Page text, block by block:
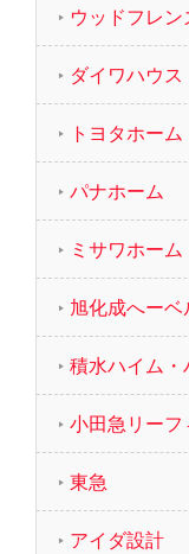
ウッドフレン
ダイワハウス
トヨタホーム
パナホーム
ミサワホーム
旭化成へーベ
積水ハイム・
小田急リーフ
東急
アイダ設計